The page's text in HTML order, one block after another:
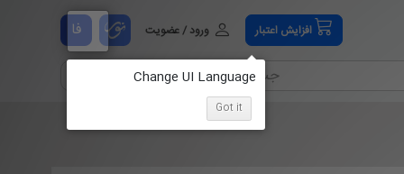
افزایش اعتبار ورود / عضویت فا
Got it